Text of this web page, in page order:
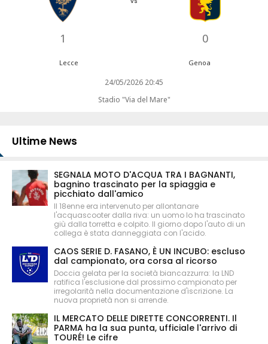
1 0
Lecce Genoa
24/05/2026 20:45
Stadio "Via del Mare"
Ultime News
SEGNALA MOTO D'ACQUA TRA I BAGNANTI,
bagnino trascinato per la spiaggia e
picchiato dall'amico
Il 18enne era intervenuto per allontanare
l'acquascooter dalla riva: un uomo lo ha trascinato
giù dalla torretta e colpito. Il giorno dopo l'auto di un
collega è stata danneggiata con l'acido.
CAOS SERIE D. FASANO, È UN INCUBO: escluso
dal campionato, ora corsa al ricorso
Doccia gelata per la società biancazzurra: la LND
ratifica l'esclusione dal prossimo campionato per
irregolarità nella documentazione d'iscrizione. La
nuova proprietà non si arrende.
IL MERCATO DELLE DIRETTE CONCORRENTI. Il
PARMA ha la sua punta, ufficiale l'arrivo di
TOURÉ! Le cifre